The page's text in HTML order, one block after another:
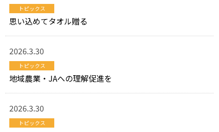
トピックス
思い込めてタオル贈る
2026.3.30
トピックス
地域農業・JAへの理解促進を
2026.3.30
トピックス